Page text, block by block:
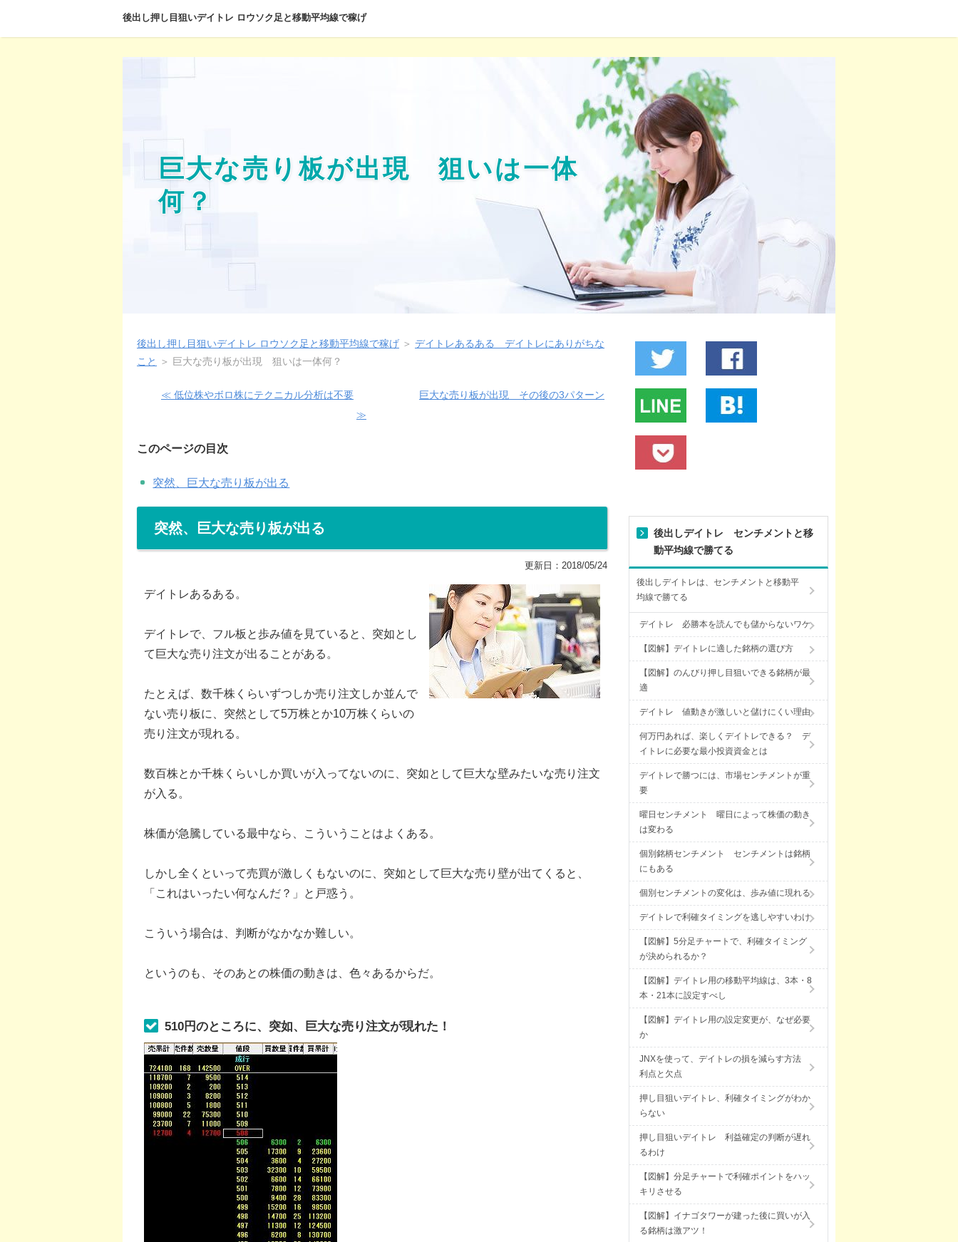
後出し押し目狙いデイトレ ロウソク足と移動平均線で稼げ
巨大な売り板が出現 狙いは一体
何？
後出し押し目狙いデイトレ ロウソク足と移動平均線で稼げ ＞ デイトレあるある デイトレにありがちな
こと
＞ 巨大な売り板が出現 狙いは一体何？
≪ 低位株やボロ株にテクニカル分析は不要
巨大な売り板が出現 その後の3パターン
≫
このページの目次
突然、巨大な売り板が出る
突然、巨大な売り板が出る
更新日： 2018/05/24
デイトレあるある。
デイトレで、フル板と歩み値を見ていると、突如とし
て巨大な売り注文が出ることがある。
たとえば、数千株くらいずつしか売り注文しか並んで
ない売り板に、突然として5万株とか10万株くらいの
売り注文が現れる。
数百株とか千株くらいしか買いが入ってないのに、突如として巨大な壁みたいな売り注文
が入る。
株価が急騰している最中なら、こういうことはよくある。
しかし全くといって売買が激しくもないのに、突如として巨大な売り壁が出てくると、
「これはいったい何なんだ？」と戸惑う。
こういう場合は、判断がなかなか難しい。
というのも、そのあとの株価の動きは、色々あるからだ。
510円のところに、突如、巨大な売り注文が現れた！
後出しデイトレ センチメントと移
動平均線で勝てる
後出しデイトレは、センチメントと移動平
均線で勝てる
デイトレ 必勝本を読んでも儲からないワケ
【図解】デイトレに適した銘柄の選び方
【図解】のんびり押し目狙いできる銘柄が最
適
デイトレ 値動きが激しいと儲けにくい理由
何万円あれば、楽しくデイトレできる？ デ
イトレに必要な最小投資資金とは
デイトレで勝つには、市場センチメントが重
要
曜日センチメント 曜日によって株価の動き
は変わる
個別銘柄センチメント センチメントは銘柄
にもある
個別センチメントの変化は、歩み値に現れる
デイトレで利確タイミングを逃しやすいわけ
【図解】5分足チャートで、利確タイミング
が決められるか？
【図解】デイトレ用の移動平均線は、3本・8
本・21本に設定すべし
【図解】デイトレ用の設定変更が、なぜ必要
か
JNXを使って、デイトレの損を減らす方法
利点と欠点
押し目狙いデイトレ、利確タイミングがわか
らない
押し目狙いデイトレ 利益確定の判断が遅れ
るわけ
【図解】分足チャートで利確ポイントをハッ
キリさせる
【図解】イナゴタワーが建った後に買いが入
る銘柄は激アツ！